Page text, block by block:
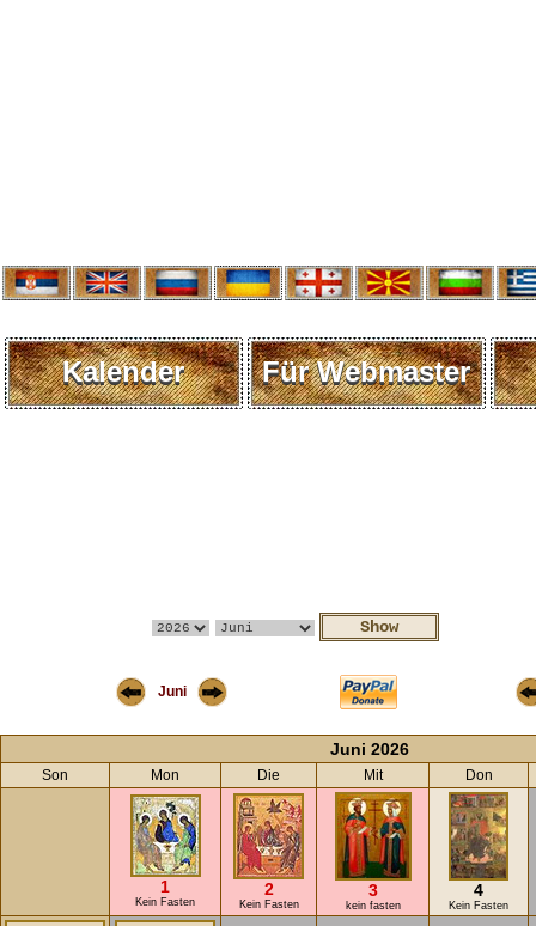
Kalender Für Webmaster
Juni
Juni 2026
Son Mon Die Mit Don
1
Kein Fasten
2
Kein Fasten
3
kein fasten
4
Kein Fasten